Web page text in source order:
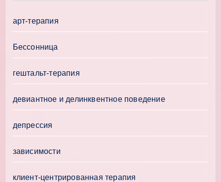
арт-терапия
Бессонница
гештальт-терапия
девиантное и делинквентное поведение
депрессия
зависимости
клиент-центрированная терапия